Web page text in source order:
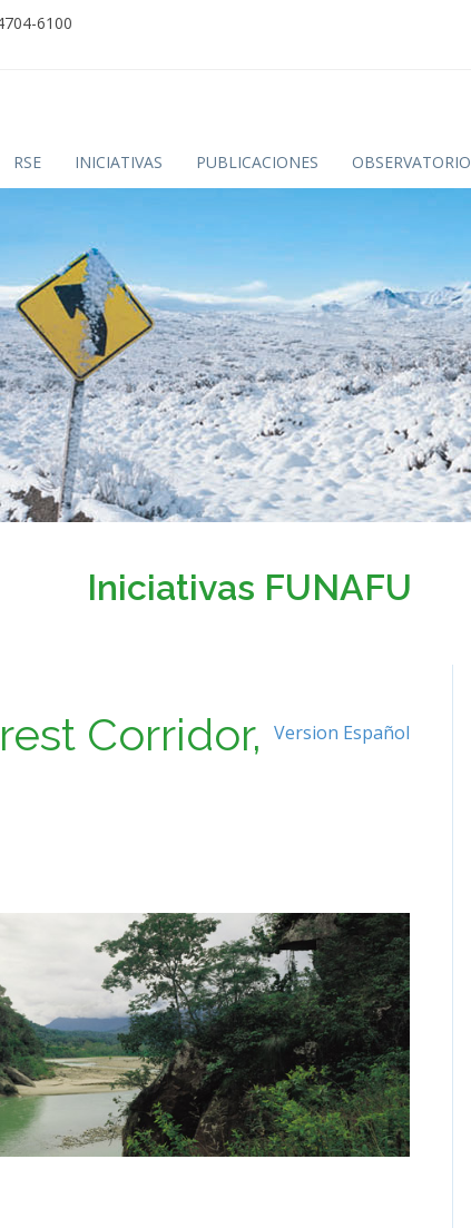
6100
RSE INICIATIVAS PUBLICACIONES OBSERVATORIO
Iniciativas FUNAFU
Version Español
Corridor,